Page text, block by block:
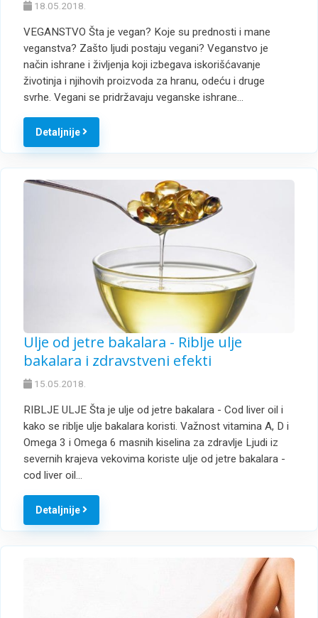
18.05.2018.
VEGANSTVO Šta je vegan? Koje su prednosti i mane
veganstva? Zašto ljudi postaju vegani? Veganstvo je
način ishrane i življenja koji izbegava iskorišćavanje
životinja i njihovih proizvoda za hranu, odeću i druge
svrhe. Vegani se pridržavaju veganske ishrane…
Detaljnije
Ulje od jetre bakalara - Riblje ulje
bakalara i zdravstveni efekti
15.05.2018.
RIBLJE ULJE Šta je ulje od jetre bakalara - Cod liver oil i
kako se riblje ulje bakalara koristi. Važnost vitamina A, D i
Omega 3 i Omega 6 masnih kiselina za zdravlje Ljudi iz
severnih krajeva vekovima koriste ulje od jetre bakalara -
cod liver oil…
Detaljnije